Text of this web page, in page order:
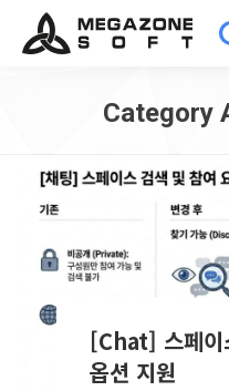
Category
[Chat] 스페이
옵션 지원